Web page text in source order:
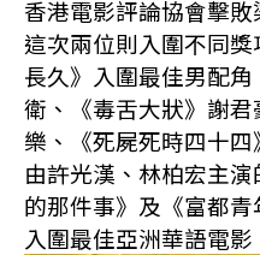
香港電影評論協會擊敗
這次兩位則入圍不同
長久》入圍最佳男配
衛、《毒舌大狀》謝
樂、《死屍死時四十
由許光漢、林柏宏主
的那件事》及《富都
入圍最佳亞洲華語電影